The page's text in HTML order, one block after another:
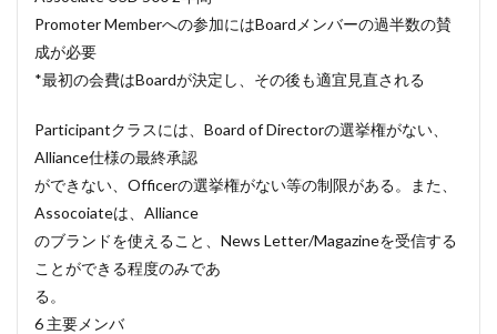
Promoter Memberへの参加にはBoardメンバーの過半数の賛
成が必要
*最初の会費はBoardが決定し、その後も適宜見直される
Participantクラスには、Board of Directorの選挙権がない、
Alliance仕様の最終承認
ができない、Officerの選挙権がない等の制限がある。また、
Assocoiateは、Alliance
のブランドを使えること、News Letter/Magazineを受信する
ことができる程度のみであ
る。
6 主要メンバ